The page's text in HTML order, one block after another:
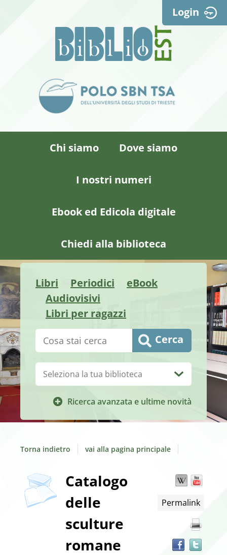
Login
Chi siamo Dove siamo
I nostri numeri
Ebook ed Edicola digitale
Chiedi alla biblioteca
Libri Periodici
eBook
Audiovisivi
Libri per ragazzi
Cerca su "Catalogo" Cerca
Ricerca avanzata e ultime novità
Biblioteca:
Torna indietro vai alla pagina principale
Dettaglio
del
documento
copertina Wikipedia
Permalink
Catalogo
delle
sculture
romane